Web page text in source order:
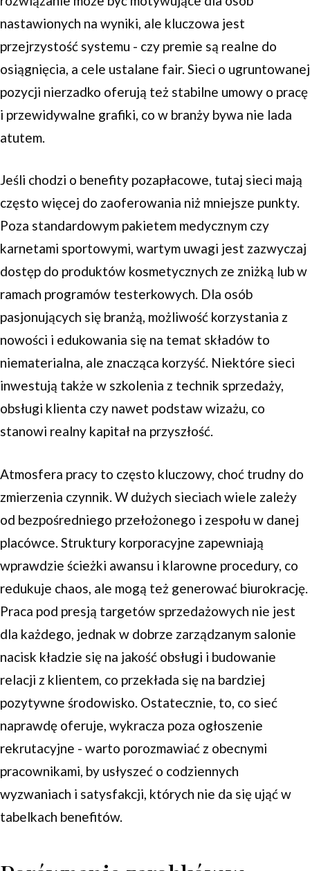
nastawionych na wyniki, ale kluczowa jest
przejrzystość systemu - czy premie są realne do
osiągnięcia, a cele ustalane fair. Sieci o ugruntowanej
pozycji nierzadko oferują też stabilne umowy o pracę
i przewidywalne grafiki, co w branży bywa nie lada
atutem.
Jeśli chodzi o benefity pozapłacowe, tutaj sieci mają
często więcej do zaoferowania niż mniejsze punkty.
Poza standardowym pakietem medycznym czy
karnetami sportowymi, wartym uwagi jest zazwyczaj
dostęp do produktów kosmetycznych ze zniżką lub w
ramach programów testerkowych. Dla osób
pasjonujących się branżą, możliwość korzystania z
nowości i edukowania się na temat składów to
niematerialna, ale znacząca korzyść. Niektóre sieci
inwestują także w szkolenia z technik sprzedaży,
obsługi klienta czy nawet podstaw wizażu, co
stanowi realny kapitał na przyszłość.
Atmosfera pracy to często kluczowy, choć trudny do
zmierzenia czynnik. W dużych sieciach wiele zależy
od bezpośredniego przełożonego i zespołu w danej
placówce. Struktury korporacyjne zapewniają
wprawdzie ścieżki awansu i klarowne procedury, co
redukuje chaos, ale mogą też generować biurokrację.
Praca pod presją targetów sprzedażowych nie jest
dla każdego, jednak w dobrze zarządzanym salonie
nacisk kładzie się na jakość obsługi i budowanie
relacji z klientem, co przekłada się na bardziej
pozytywne środowisko. Ostatecznie, to, co sieć
naprawdę oferuje, wykracza poza ogłoszenie
rekrutacyjne - warto porozmawiać z obecnymi
pracownikami, by usłyszeć o codziennych
wyzwaniach i satysfakcji, których nie da się ująć w
tabelkach benefitów.